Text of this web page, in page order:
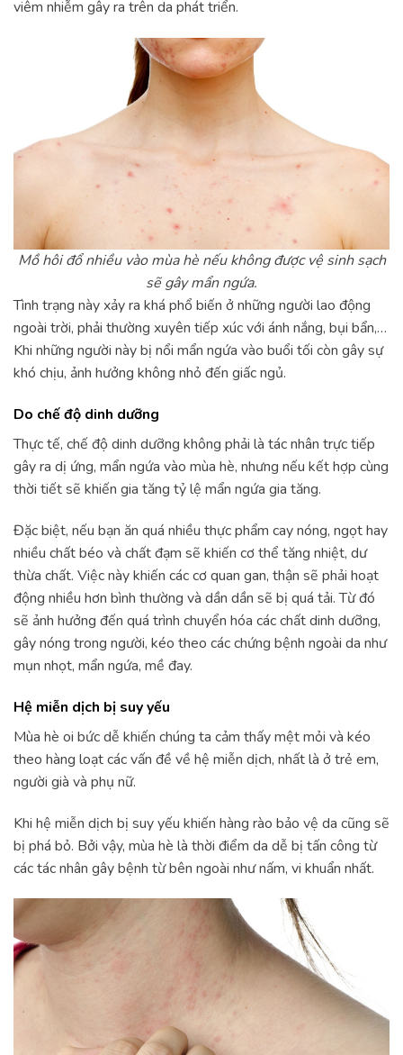
viêm nhiễm gây ra trên da phát triển.
Mồ hôi đổ nhiều vào mùa hè nếu không được vệ sinh sạch
sẽ gây mẩn ngứa.
Tình trạng này xảy ra khá phổ biến ở những người lao động
ngoài trời, phải thường xuyên tiếp xúc với ánh nắng, bụi bẩn,…
Khi những người này bị nổi mẩn ngứa vào buổi tối còn gây sự
khó chịu, ảnh hưởng không nhỏ đến giấc ngủ.
Do chế độ dinh dưỡng
Thực tế, chế độ dinh dưỡng không phải là tác nhân trực tiếp
gây ra dị ứng, mẩn ngứa vào mùa hè, nhưng nếu kết hợp cùng
thời tiết sẽ khiến gia tăng tỷ lệ mẩn ngứa gia tăng.
Đặc biệt, nếu bạn ăn quá nhiều thực phẩm cay nóng, ngọt hay
nhiều chất béo và chất đạm sẽ khiến cơ thể tăng nhiệt, dư
thừa chất. Việc này khiến các cơ quan gan, thận sẽ phải hoạt
động nhiều hơn bình thường và dần dần sẽ bị quá tải. Từ đó
sẽ ảnh hưởng đến quá trình chuyển hóa các chất dinh dưỡng,
gây nóng trong người, kéo theo các chứng bệnh ngoài da như
mụn nhọt, mẩn ngứa, mề đay.
Hệ miễn dịch bị suy yếu
Mùa hè oi bức dễ khiến chúng ta cảm thấy mệt mỏi và kéo
theo hàng loạt các vấn đề về hệ miễn dịch, nhất là ở trẻ em,
người già và phụ nữ.
Khi hệ miễn dịch bị suy yếu khiến hàng rào bảo vệ da cũng sẽ
bị phá bỏ. Bởi vậy, mùa hè là thời điểm da dễ bị tấn công từ
các tác nhân gây bệnh từ bên ngoài như nấm, vi khuẩn nhất.